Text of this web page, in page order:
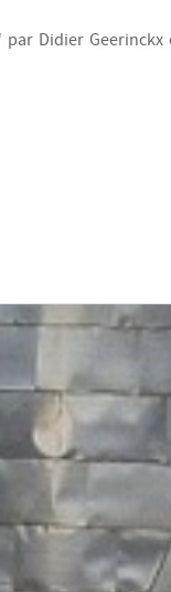
Didier Geerinckx